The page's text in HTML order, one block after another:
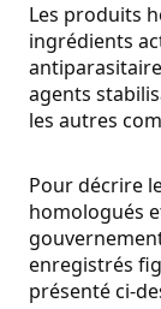
Les produits
ingrédients
agents
les autres
Pour décrire
homologués
enregistrés
présenté ci-